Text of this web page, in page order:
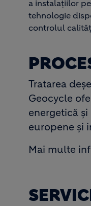
a instalaţiilor
tehnologie
controlul
Tratarea
Geocycle
energetică
europene și
Mai multe